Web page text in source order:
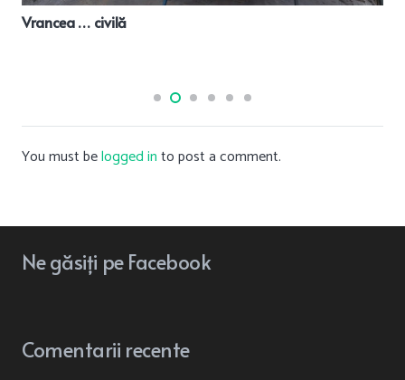
Vrancea … civilă
You must belogged into post a comment.
Negăsiți pe Facebook
Comentarii recente